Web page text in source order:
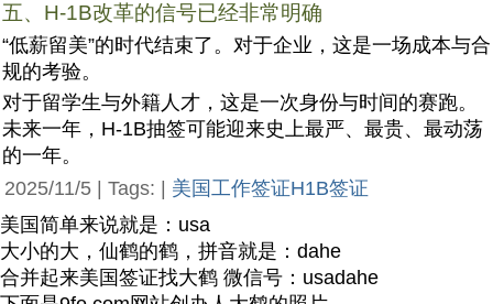
五、H-1B改革的信号已经非常明确
“低薪留美”的时代结束了。对于企业，这是一场成本与合
规的考验。
对于留学生与外籍人才，这是一次身份与时间的赛跑。
未来一年，H-1B抽签可能迎来史上最严、最贵、最动荡
的一年。
2025/11/5 | Tags: | 美国工作签证H1B签证
美国简单来说就是：usa
大小的大，仙鹤的鹤，拼音就是：dahe
合并起来美国签证找大鹤 微信号：usadahe